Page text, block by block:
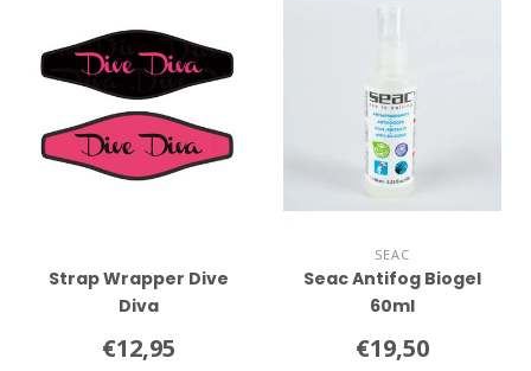
Strap Wrapper Dive
Diva
€12,95
SEAC
Seac Antifog Biogel
60ml
€19,50